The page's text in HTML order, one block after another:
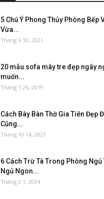
5 Chú Ý Phong Thủy Phòng Bếp
Vừa...
Tháng 6 10, 2021
20 mẫu sofa mây tre đẹp ngây
muốn...
Tháng 1 26, 2019
Cách Bày Bàn Thờ Gia Tiên Đẹp
Cũng...
Tháng 10 14, 2021
6 Cách Trừ Tà Trong Phòng Ngủ
Ngủ Ngon...
Tháng 2 1, 2024